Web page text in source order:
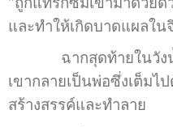
และทำให้เกิดบาดแผลใ
ฉากสุดท้ายในวังน้ำ
เขากลายเป็นพ่อซึ่งเต็มไ
สร้างสรรค์และทำลาย